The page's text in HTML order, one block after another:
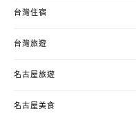
台灣住宿
台灣旅遊
名古屋旅遊
名古屋美食